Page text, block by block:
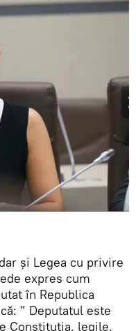
și Legea cu privire
expres cum
în Republica
” Deputatul este
Constituţia, legile,